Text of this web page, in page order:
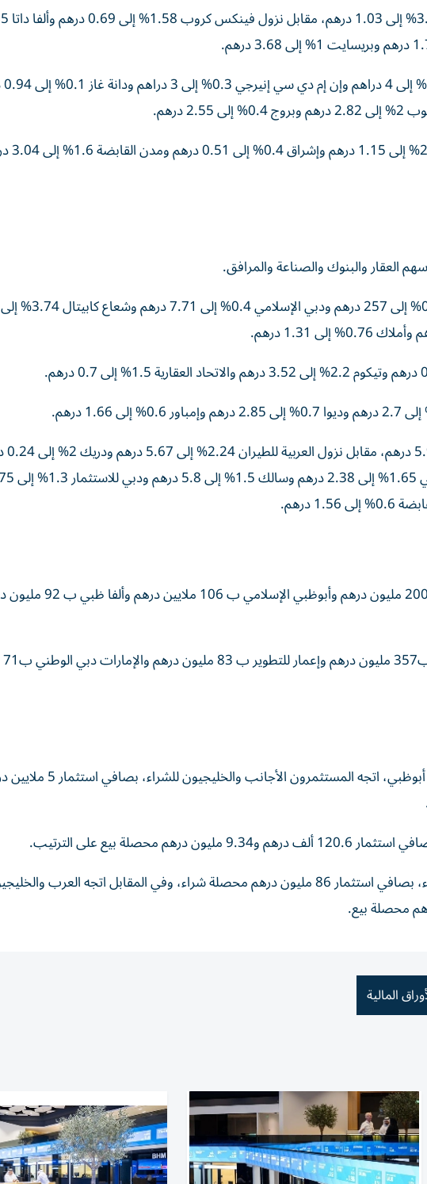
وهبط في العقار سهم
والبنوك والصناعة والمرافق.
وارتفعت في
وتصدر سيولة سوق أبوظبي، الدار العقارية ب 200 مليون درهم وأبوظبي
وبشأن التداولات حسب الجنسيات في سوق أبوظبي، اتجه المستثمرون الأجانب
محصلة بيع على الترتيب.
وفي دبي، اتجه المستثمرون المواطنون للشراء، بصافي استثمار 86 مليون درهم محصلة شراء، وفي المقابل اتجه العرب
المالية